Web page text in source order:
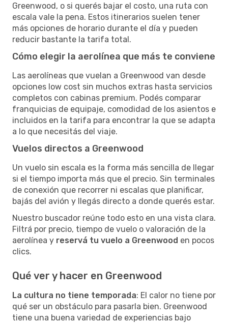
Greenwood, o si querés bajar el costo, una ruta con
escala vale la pena. Estos itinerarios suelen tener
más opciones de horario durante el día y pueden
reducir bastante la tarifa total.
Cómo elegir la aerolínea que más te conviene
Las aerolíneas que vuelan a Greenwood van desde
opciones low cost sin muchos extras hasta servicios
completos con cabinas premium. Podés comparar
franquicias de equipaje, comodidad de los asientos e
incluidos en la tarifa para encontrar la que se adapta
a lo que necesitás del viaje.
Vuelos directos a Greenwood
Un vuelo sin escala es la forma más sencilla de llegar
si el tiempo importa más que el precio. Sin terminales
de conexión que recorrer ni escalas que planificar,
bajás del avión y llegás directo a donde querés estar.
Nuestro buscador reúne todo esto en una vista clara.
Filtrá por precio, tiempo de vuelo o valoración de la
aerolínea y reservá tu vuelo a Greenwood en pocos
clics.
Qué ver y hacer en Greenwood
La cultura no tiene temporada: El calor no tiene por
qué ser un obstáculo para pasarla bien. Greenwood
tiene una buena variedad de experiencias bajo